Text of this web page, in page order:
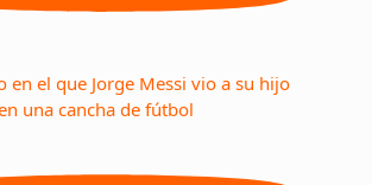
en el que Jorge Messi vio a su hijo
una cancha de fútbol